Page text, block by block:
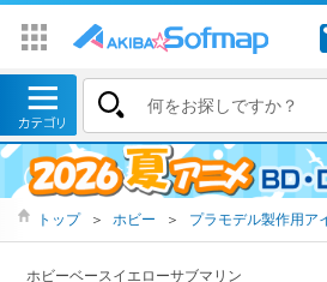
トップ ＞ ホビー ＞ プラモデル製作用ア
ホビーベースイエローサブマリン